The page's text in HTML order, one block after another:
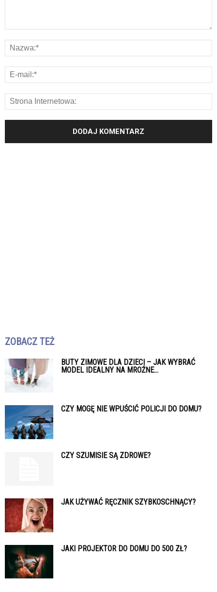
ZOBACZ TEŻ
BUTY ZIMOWE DLA DZIECI – JAK WYBRAĆ
MODEL IDEALNY NA MROŹNE...
CZY MOGĘ NIE WPUŚCIĆ POLICJI DO DOMU?
CZY SZUMISIE SĄ ZDROWE?
JAK UŻYWAĆ RĘCZNIK SZYBKOSCHNĄCY?
JAKI PROJEKTOR DO DOMU DO 500 ZŁ?